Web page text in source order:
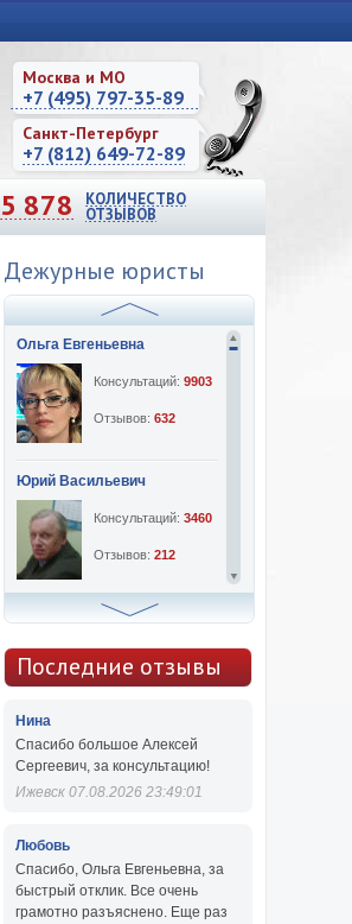
Москва и МО
+7 (495) 797-35-89
Санкт-Петербург
+7 (812) 649-72-89
5 878 КОЛИЧЕСТВО
ОТЗЫВОВ
Дежурные юристы
Ольга Евгеньевна
Консультаций: 9903
Отзывов: 632
Юрий Васильевич
Консультаций: 3460
Отзывов: 212
Алексей Сергеевич
Отзывов:47
Последние отзывы
Нина
Спасибо большое Алексей
Сергеевич, за консультацию!
Ижевск 07.08.2026 23:49:01
Любовь
Спасибо, Ольга Евгеньевна, за
быстрый отклик. Все очень
грамотно разъяснено. Еще раз